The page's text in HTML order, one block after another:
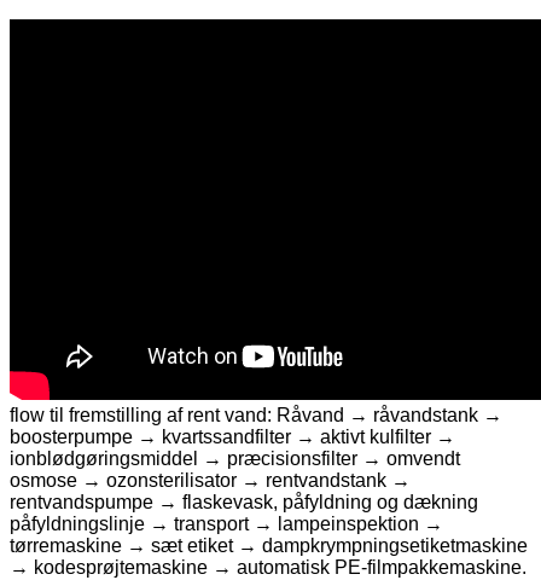
flow til fremstilling af rent vand: Råvand → råvandstank →
boosterpumpe → kvartssandfilter → aktivt kulfilter →
ionblødgøringsmiddel → præcisionsfilter → omvendt
osmose → ozonsterilisator → rentvandstank →
rentvandspumpe → flaskevask, påfyldning og dækning
påfyldningslinje → transport → lampeinspektion →
tørremaskine → sæt etiket → dampkrympningsetiketmaskine
→ kodesprøjtemaskine → automatisk PE-filmpakkemaskine.